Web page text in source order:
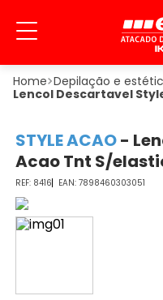
Depilação e
Lencol Descartavel
STYLE ACAO-
Acao Tnt S/
8416 7898460303051